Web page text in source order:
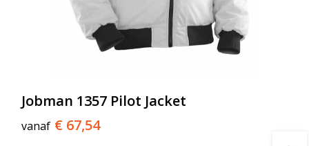
Jobman 1357 Pilot Jacket
vanaf € 67,54